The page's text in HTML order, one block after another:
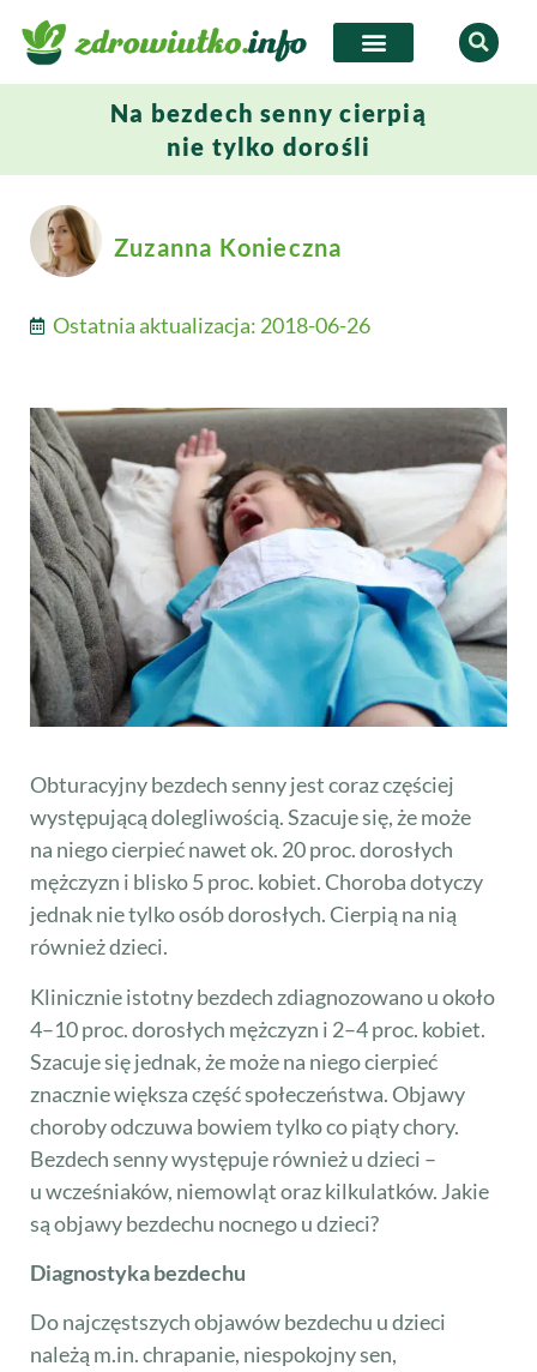
Na bezdech senny cierpią
nie tylko dorośli
Zuzanna Konieczna
Ostatnia aktualizacja: 2018-06-26
Obturacyjny bezdech senny jest coraz częściej
występującą dolegliwością. Szacuje się, że może
na niego cierpieć nawet ok. 20 proc. dorosłych
mężczyzn i blisko 5 proc. kobiet. Choroba dotyczy
jednak nie tylko osób dorosłych. Cierpią na nią
również dzieci.
Klinicznie istotny bezdech zdiagnozowano u około
4–10 proc. dorosłych mężczyzn i 2–4 proc. kobiet.
Szacuje się jednak, że może na niego cierpieć
znacznie większa część społeczeństwa. Objawy
choroby odczuwa bowiem tylko co piąty chory.
Bezdech senny występuje również u dzieci –
u wcześniaków, niemowląt oraz kilkulatków. Jakie
są objawy bezdechu nocnego u dzieci?
Diagnostyka bezdechu
Do najczęstszych objawów bezdechu u dzieci
należą m.in. chrapanie, niespokojny sen,